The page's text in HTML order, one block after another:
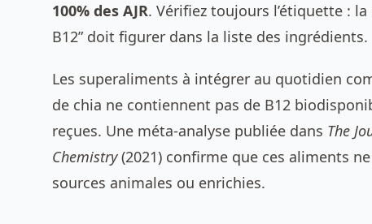
100% des AJR. Vérifiez toujours l’étiquette :
B12” doit figurer dans la liste des ingrédients.
Les superaliments à intégrer au quotidien
de chia ne contiennent pas de B12
reçues. Une méta-analyse publiée dans The
Chemistry(2021) confirme que ces aliments
sources animales ou enrichies.